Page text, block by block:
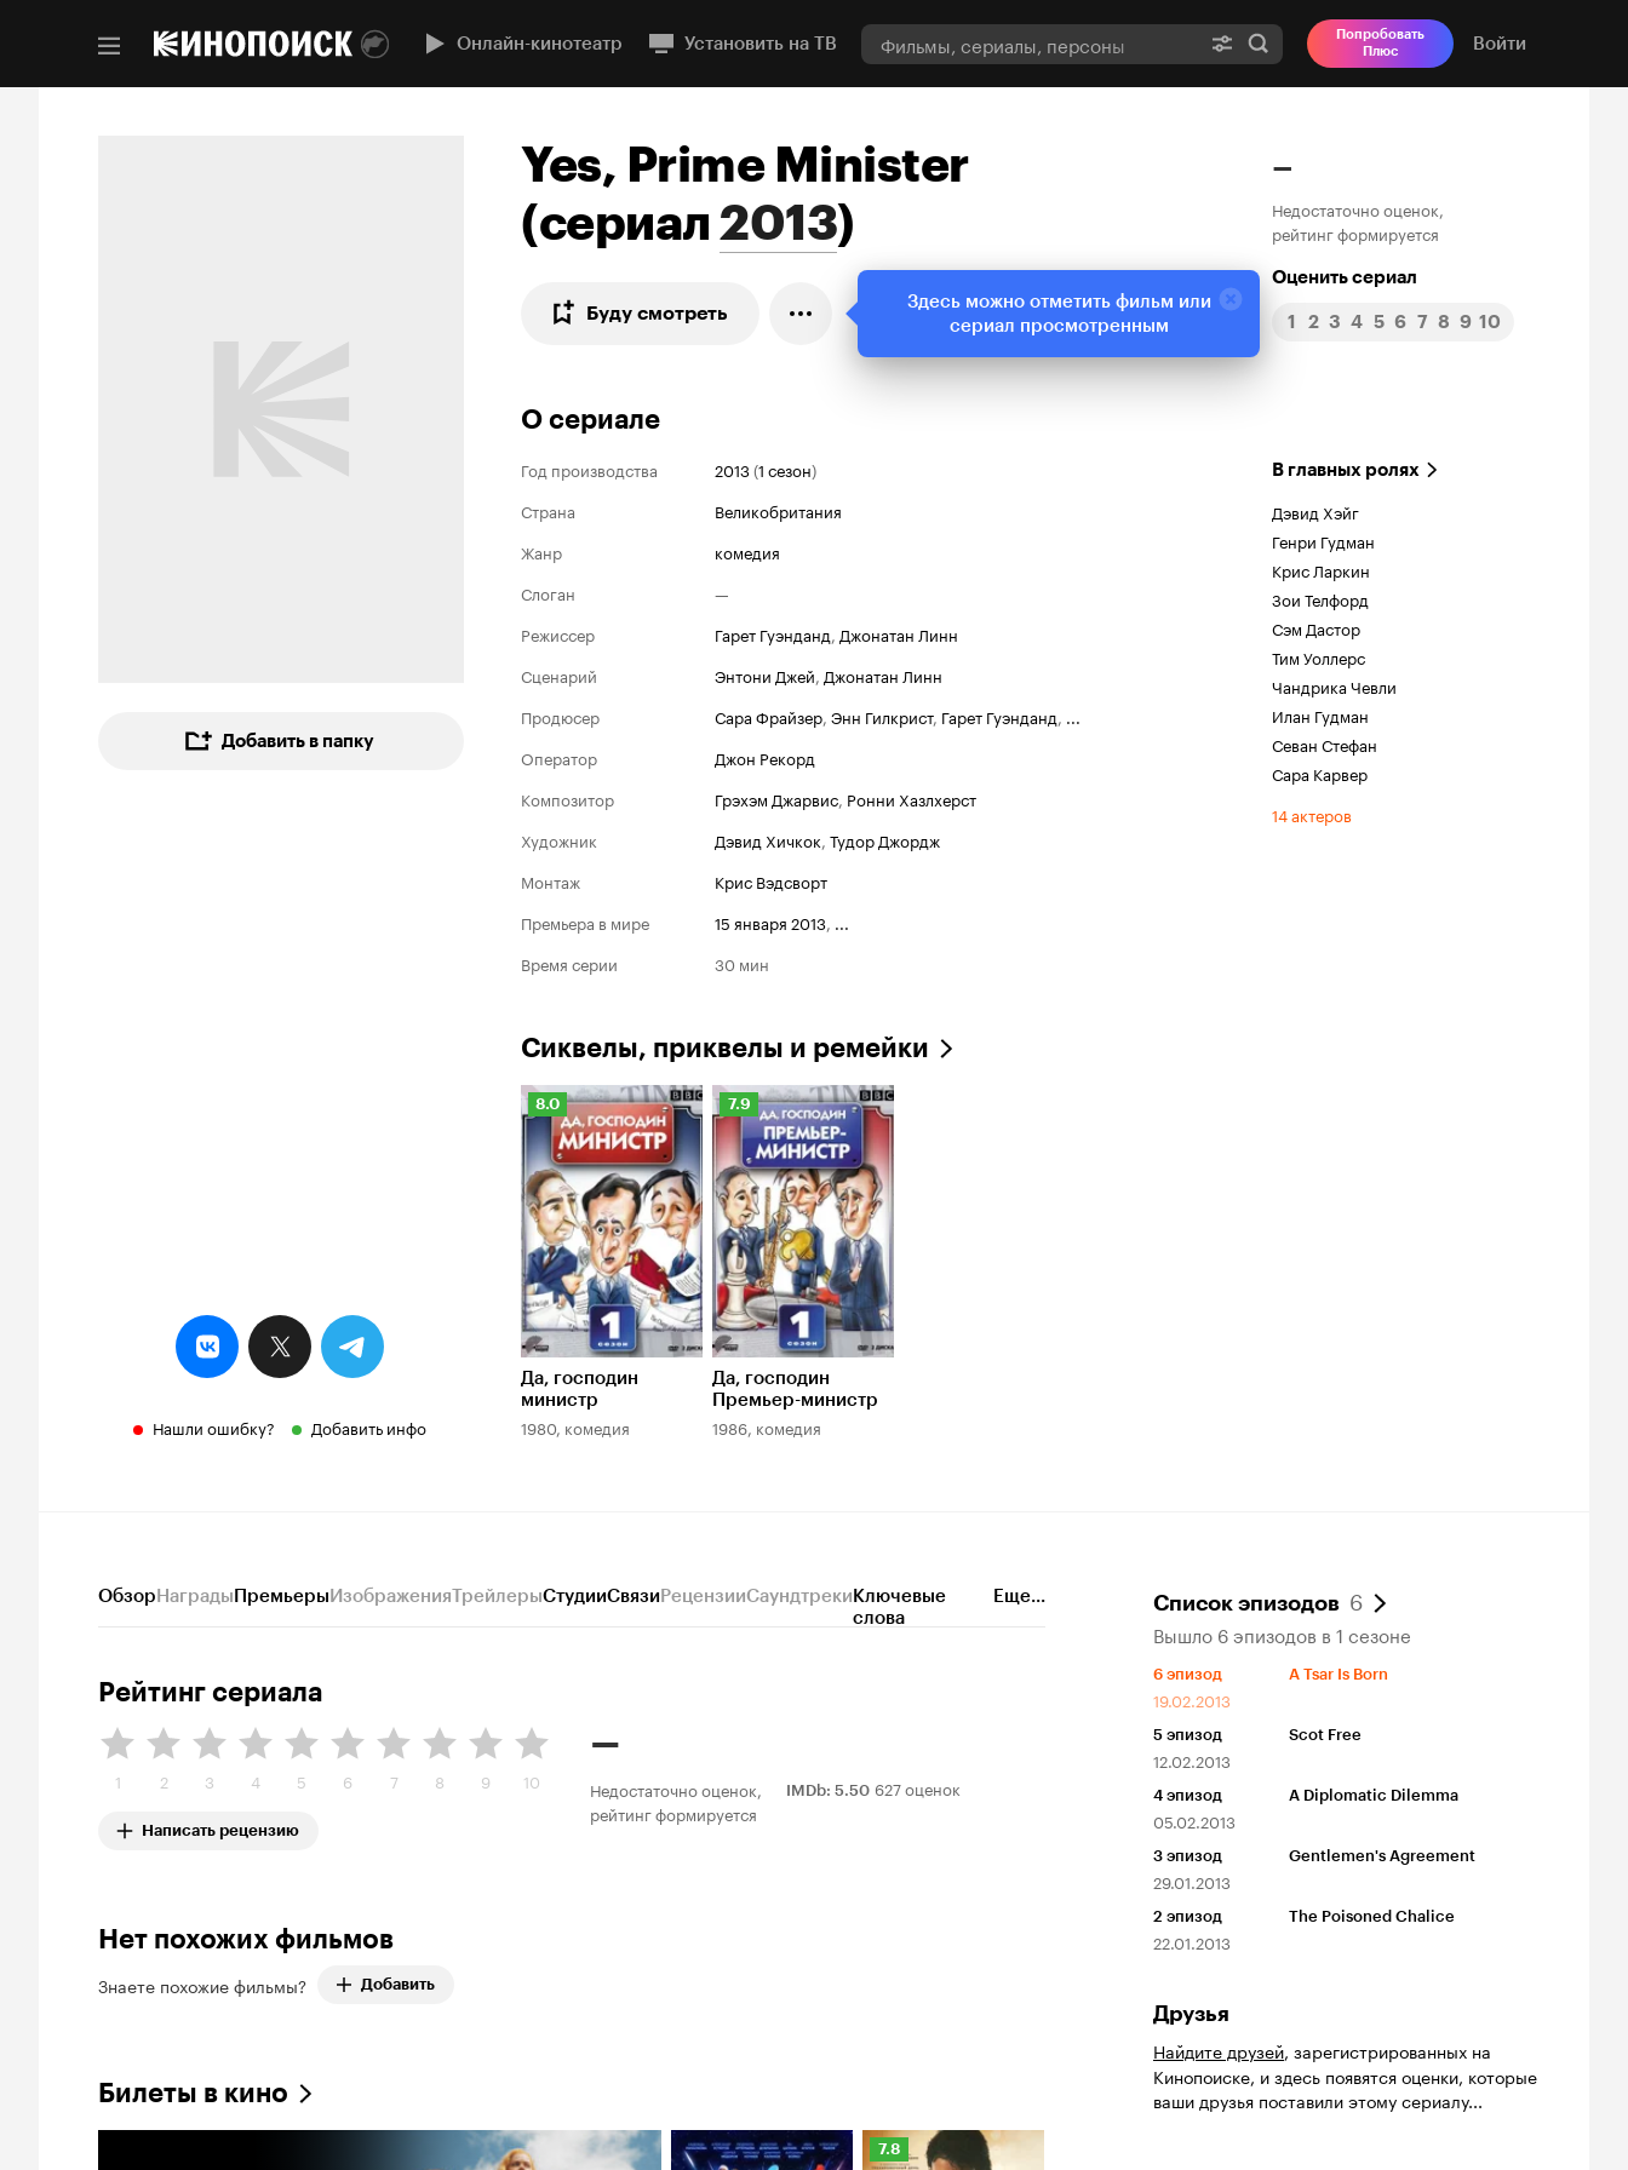
Онлайн-кинотеатр Установить на ТВ
Попробовать
Плюс
Войти
Добавить в папку
Нашли ошибку? Добавить инфо
Yes, Prime Minister
(сериал2013)
Буду смотреть
–
Недостаточно оценок,
рейтинг формируется
Оценить сериал
1 2 3 4 5 6 7 8 9 10
О сериале
Год производства 2013(1 сезон)
Страна
Великобритания
Жанр
комедия
Слоган
—
Режиссер
Гарет Гуэнданд, Джонатан Линн
Сценарий
Энтони Джей, Джонатан Линн
Продюсер
Сара Фрайзер, Энн Гилкрист, Гарет Гуэнданд, ...
Оператор
Джон Рекорд
Композитор
Грэхэм Джарвис, Ронни Хазлхерст
Художник
Дэвид Хичкок, Тудор Джордж
Монтаж
Крис Вэдсворт
Премьера в мире
15 января 2013, ...
Время серии
30 мин
В главных ролях
Дэвид Хэйг
Генри Гудман
Крис Ларкин
Зои Телфорд
Сэм Дастор
Тим Уоллерс
Чандрика Чевли
Илан Гудман
Севан Стефан
Сара Карвер
14 актеров
Сиквелы, приквелы и ремейки
Рейтинг
Кинопоиска
8.0
8.0
Да, господин
министр
1980, комедия
Рейтинг
Кинопоиска
7.9
7.9
Да, господин
Премьер-министр
1986, комедия
ОбзорНаградыПремьерыИзображенияТрейлерыСтудииСвязиРецензииСаундтрекиКлючевые
слова
Еще...
Рейтинг сериала
1 2 3 4 5 6 7 8 9 10
Написать рецензию
–
Недостаточно оценок,
рейтинг формируется
IMDb: 5.50 627 оценок
Нет похожих фильмов
Знаете похожие фильмы? Добавить
Билеты в кино
Рейтинг
7.8
Список эпизодов 6
Вышло 6 эпизодов в 1 сезоне
6 эпизод
19.02.2013
A Tsar Is Born
5 эпизод
12.02.2013
Scot Free
4 эпизод
05.02.2013
A Diplomatic Dilemma
3 эпизод
29.01.2013
Gentlemen's Agreement
2 эпизод
22.01.2013
The Poisoned Chalice
Друзья
Найдите друзей, зарегистрированных на
Кинопоиске, и здесь появятся оценки, которые
ваши друзья поставили этому сериалу...
Здесь можно отметить фильм или
сериал просмотренным